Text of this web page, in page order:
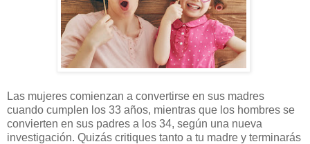
Las mujeres comienzan a convertirse en sus madres
cuando cumplen los 33 años, mientras que los hombres se
convierten en sus padres a los 34, según una nueva
investigación. Quizás critiques tanto a tu madre y terminarás